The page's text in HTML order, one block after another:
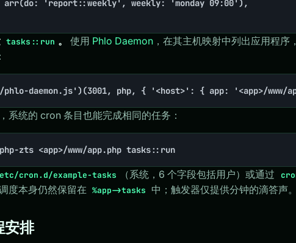
tasks::run 。 使用 Phlo Daemon ，在其主机映射中列出应用程序
daemon.js')(3001, php, { '<host>': { app: '<app>/
系统的 cron 条目也能完成相同的任务：
zts <app>/www/app.php tasks::run
cron.d/example-tasks （系统，6 个字段包括用户）或通过
度本身仍然保留在 %app->tasks 中；触发器仅提供分钟的滴答声。
安排